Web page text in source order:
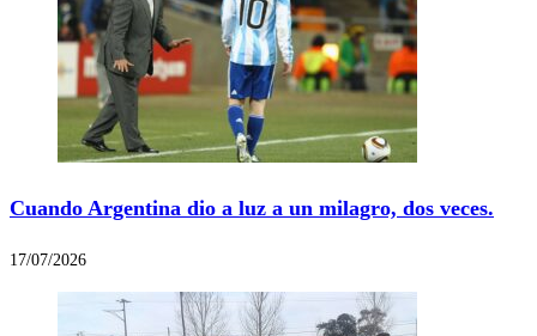
Cuando Argentina dio a luz a un milagro, dos veces.
17/07/2026